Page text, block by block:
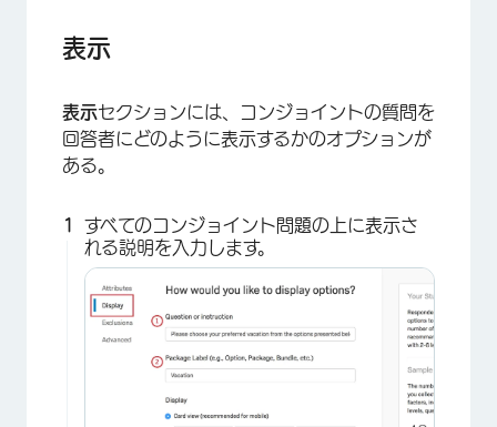
表示
表示セクションには、コンジョイントの質問を
回答者にどのように表示するかのオプションが
ある。
すべてのコンジョイント問題の上に表示さ
れる説明を入力します。